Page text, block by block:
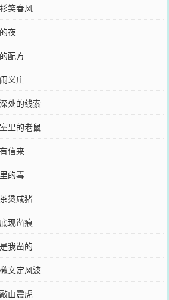
笑春风
夜
配方
义庄
处的线索
里的老鼠
信来
的毒
烫咸猪
现凿痕
我凿的
文定风波
山震虎